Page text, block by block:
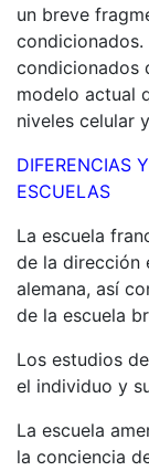
un breve
condicionados
modelo actual
niveles celular
DIFERENCIAS
ESCUELAS
La escuela
de la dirección
alemana, así
de la escuela
Los estudios
el individuo y
La escuela
la conciencia